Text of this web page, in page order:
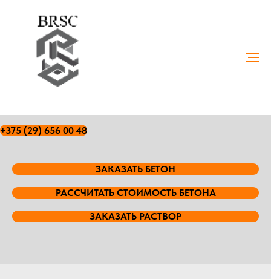
+375 (29) 656 00 48
ЗАКАЗАТЬ БЕТОН
РАССЧИТАТЬ СТОИМОСТЬ БЕТОНА
ЗАКАЗАТЬ РАСТВОР